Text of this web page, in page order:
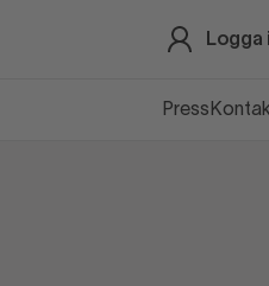
Logga
Press